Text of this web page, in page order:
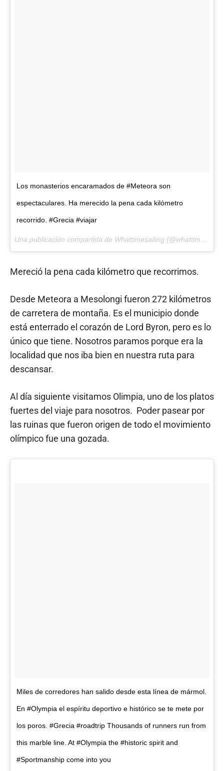
Los monasterios encaramados de #Meteora son
espectaculares. Ha merecido la pena cada kilómetro
recorrido. #Grecia #viajar
Una publicación compartida de Whattimesailing (@whattimesailing) el
Mereció la pena cada kilómetro que recorrimos.
Desde Meteora a Mesolongi fueron 272 kilómetros
de carretera de montaña. Es el municipio donde
está enterrado el corazón de Lord Byron, pero es lo
único que tiene. Nosotros paramos porque era la
localidad que nos iba bien en nuestra ruta para
descansar.
Al día siguiente visitamos Olimpia, uno de los platos
fuertes del viaje para nosotros. Poder pasear por
las ruinas que fueron origen de todo el movimiento
olímpico fue una gozada.
Miles de corredores han salido desde esta línea de mármol.
En #Olympia el espíritu deportivo e histórico se te mete por
los poros. #Grecia #roadtrip Thousands of runners run from
this marble line. At #Olympia the #historic spirit and
#Sportmanship come into you